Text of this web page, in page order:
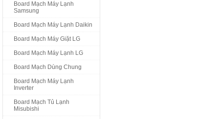
Board Mạch Máy Lạnh
Samsung
Board Mạch Máy Lạnh Daikin
Board Mạch Máy Giặt LG
Board Mạch Máy Lạnh LG
Board Mạch Dùng Chung
Board Mạch Máy Lạnh
Inverter
Board Mạch Tủ Lạnh
Misubishi